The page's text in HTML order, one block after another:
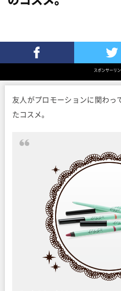
Twitterでツイ
スポンサーリ
友人がプロモーションに関わっ
たコスメ。